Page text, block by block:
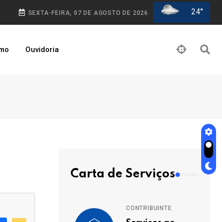
SEXTA-FEIRA, 07 DE AGOSTO DE 2026 24°
Ouvidoria
Carta de Serviços
CONTRIBUINTE